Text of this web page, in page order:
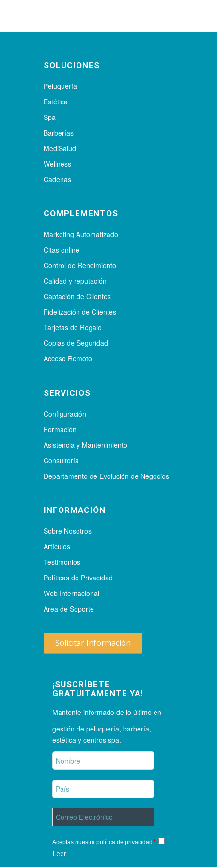
SOLUCIONES
Peluquería
Estética
Spa
Barberías
MediSalud
Wellness
Cadenas
COMPLEMENTOS
Marketing Automatizado
Citas online
Control de Rendimiento
Calidad y reputación
Captación de Clientes
Fidelización de Clientes
Tarjetas de Regalo
Copias de Seguridad
Acceso Remoto
SERVICIOS
Configuración
Formación
Asistencia y Mantenimiento
Consultoría
Departamento de Evolución de Negocios
INFORMACIÓN
Sobre Nosotros
Artículos
Testimonios
Políticas de Privacidad
Web Internacional
Area de Soporte
Solicitar Información
¡SUSCRÍBETE
GRATUITAMENTE YA!
Mantente informado de lo último en
gestión de peluquería, barbería,
estética y centros spa.
Aceptas nuestra política de privacidad*
Leer